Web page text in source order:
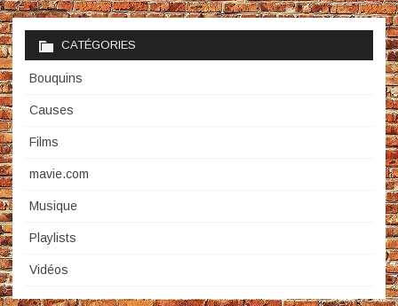
CATÉGORIES
Bouquins
Causes
Films
mavie.com
Musique
Playlists
Vidéos